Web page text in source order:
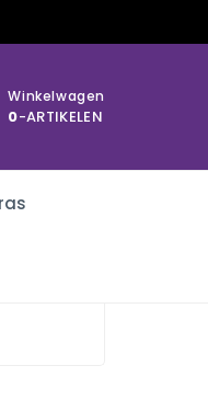
Winkelwagen
0-ARTIKELEN